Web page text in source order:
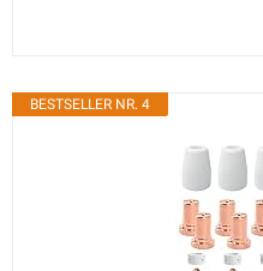
BESTSELLER NR. 4